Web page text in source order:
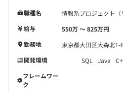
職種名
情報系プロジェクト（
給与
550万 〜 825万円
勤務地
東京都大田区大森北1-
開発環境
SQL Java
フレームワー
ク